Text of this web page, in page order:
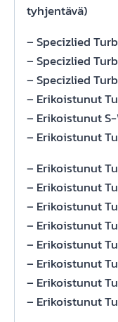
tyhjentävä)
– Specizlied
– Specizlied
– Specizlied
– Erikoistunut
– Erikoistunut
– Erikoistunut
– Erikoistunut
– Erikoistunut
– Erikoistunut
– Erikoistunut
– Erikoistunut
– Erikoistunut
– Erikoistunut
– Erikoistunut